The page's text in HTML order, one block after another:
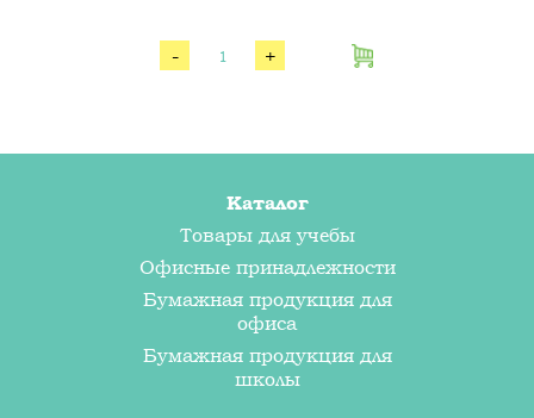
- +
Каталог
Товары для учебы
Офисные принадлежности
Бумажная продукция для
офиса
Бумажная продукция для
школы